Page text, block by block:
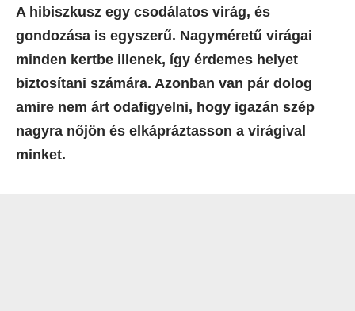
A hibiszkusz egy csodálatos virág, és
gondozása is egyszerű. Nagyméretű virágai
minden kertbe illenek, így érdemes helyet
biztosítani számára. Azonban van pár dolog
amire nem árt odafigyelni, hogy igazán szép
nagyra nőjön és elkápráztasson a virágival
minket.